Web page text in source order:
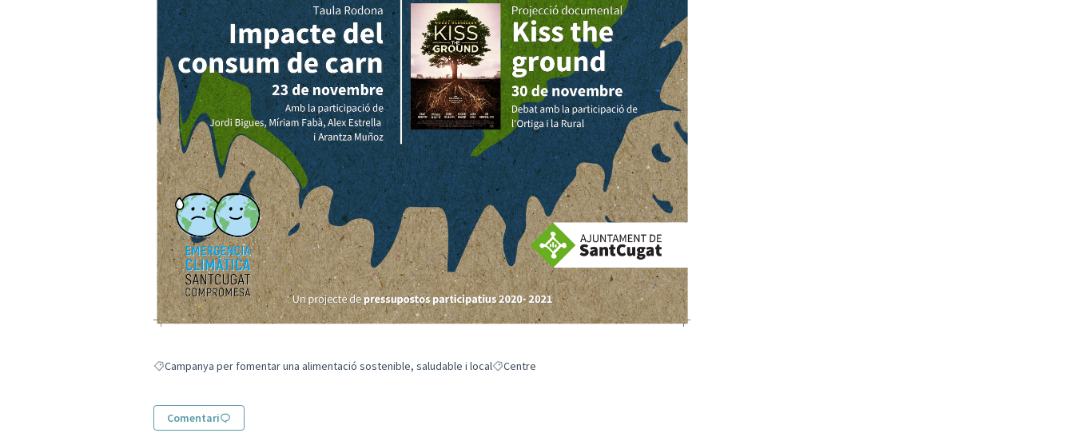
Resultats en filtrar per: Campanya per fomentar una alimentació sostenible, saludable i local
Campanya per fomentar una alimentació sostenible, saludable i localResultats en filtrar per: Centre
Centre
Comentari